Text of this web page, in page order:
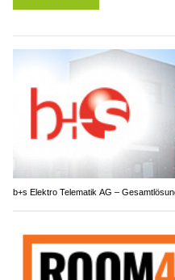
b+s Elektro Telematik AG –